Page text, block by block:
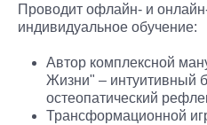
Проводит офлайн- и
индивидуальное обучение:
Автор комплексной
Жизни" – интуитивный
остеопатический
Трансформационной